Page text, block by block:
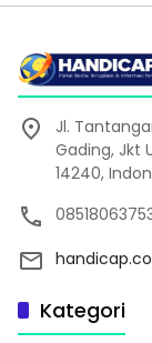
Jl.
Gading, Jkt
14240,
Kategori